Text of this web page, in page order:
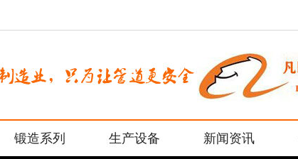
锻造系列 生产设备 新闻资讯